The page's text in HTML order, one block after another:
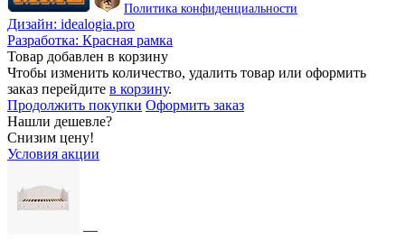
Политика конфиденциальности
Дизайн: idealogia.pro
Разработка: Красная рамка
Товар добавлен в корзину
Чтобы изменить количество, удалить товар или оформить
заказ перейдите в корзину.
Продолжить покупки Оформить заказ
Нашли дешевле?
Снизим цену!
Условия акции
—